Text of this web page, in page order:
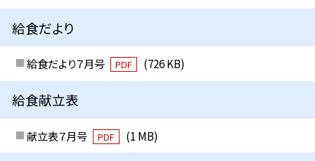
給食だより
給食だより７月号 PDF (726 KB)
給食献立表
献立表７月号 PDF (1 MB)